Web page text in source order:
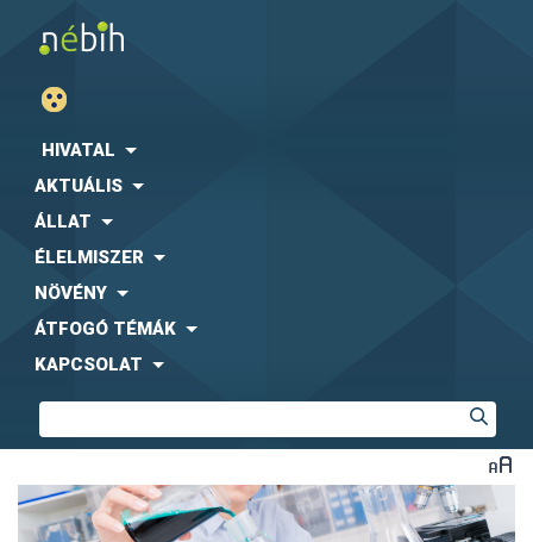
HIVATAL
AKTUÁLIS
ÁLLAT
ÉLELMISZER
NÖVÉNY
ÁTFOGÓ TÉMÁK
KAPCSOLAT